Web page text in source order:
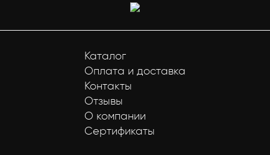
Каталог
Оплата и доставка
Контакты
Отзывы
О компании
Сертификаты